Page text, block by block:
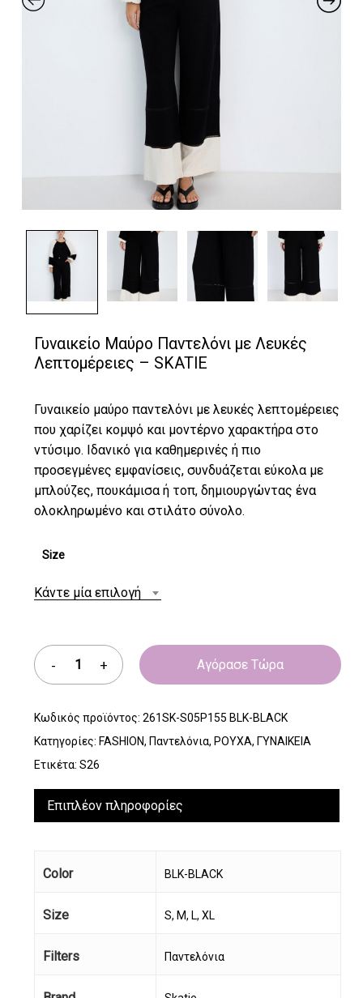
Γυναικείο Μαύρο Παντελόνι με Λευκές
Λεπτομέρειες – SKATIE
Γυναικείο μαύρο παντελόνι με λευκές λεπτομέρειες
που χαρίζει κομψό και μοντέρνο χαρακτήρα στο
ντύσιμο. Ιδανικό για καθημερινές ή πιο
προσεγμένες εμφανίσεις, συνδυάζεται εύκολα με
μπλούζες, πουκάμισα ή τοπ, δημιουργώντας ένα
ολοκληρωμένο και στιλάτο σύνολο.
Size
Κάντε μία επιλογή
Αγόρασε Τώρα
Κωδικός προϊόντος: 261SK-S05P155 BLK-BLACK
Κατηγορίες: FASHION, Παντελόνια, ΡΟΥΧΑ, ΓΥΝΑΙΚΕΙΑ
Ετικέτα: S26
Επιπλέον πληροφορίες
Color BLK-BLACK
Size S, M, L, XL
Filters Παντελόνια